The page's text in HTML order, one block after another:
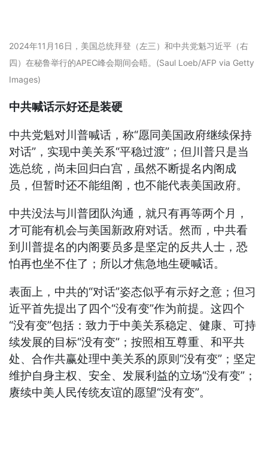
2024年11月16日，美国总统拜登（左三）和中共党魁习近平（右
四）在秘鲁举行的APEC峰会期间会晤。(Saul Loeb/AFP via Getty
Images)
中共喊话示好还是装硬
中共党魁对川普喊话，称“愿同美国政府继续保持
对话”，实现中美关系“平稳过渡”；但川普只是当
选总统，尚未回归白宫，虽然不断提名内阁成
员，但暂时还不能组阁，也不能代表美国政府。
中共没法与川普团队沟通，就只有再等两个月，
才可能有机会与美国新政府对话。然而，中共看
到川普提名的内阁要员多是坚定的反共人士，恐
怕再也坐不住了；所以才焦急地生硬喊话。
表面上，中共的“对话”姿态似乎有示好之意；但习
近平首先提出了四个“没有变”作为前提。这四个
“没有变”包括：致力于中美关系稳定、健康、可持
续发展的目标“没有变”；按照相互尊重、和平共
处、合作共赢处理中美关系的原则“没有变”；坚定
维护自身主权、安全、发展利益的立场“没有变”；
赓续中美人民传统友谊的愿望“没有变”。